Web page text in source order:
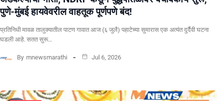
पुणे-मुंबई हायवेवरील वाहतूक पूर्णपणे बंद!
​प्रतिनिधी मावळ तालुक्यातील पाटण गावात आज (६ जुलै) पहाटेच्या सुमारास एक अत्यंत दुर्दैवी घटना
घडली आहे. सतत सुरू…
By mnewsmarathi Jul 6, 2026